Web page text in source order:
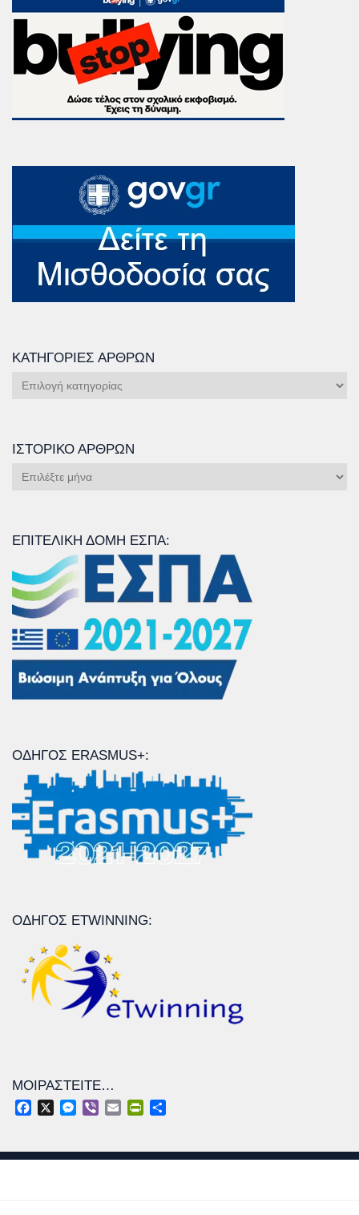
ΚΑΤΗΓΟΡΊΕΣ ΆΡΘΡΩΝ
Κατηγορίες
ΙΣΤΟΡΙΚΌ ΆΡΘΡΩΝ
Ιστορικό
ΕΠΙΤΕΛΙΚΉ ΔΟΜΉ ΕΣΠΑ:
ΟΔΗΓΌΣ ERASMUS+:
ΟΔΗΓΌΣ ETWINNING:
ΜΟΙΡΑΣΤΕΊΤΕ…
FacebookMessenger
Viber EmailPrintFriendly